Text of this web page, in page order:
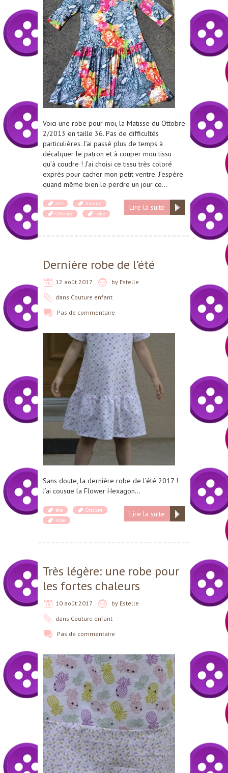
Voici une robe pour moi, la Matisse du Ottobre
2/2013 en taille 36. Pas de difficultés
particulières. J’ai passé plus de temps à
décalquer le patron et à couper mon tissu
qu’à coudre ! J’ai choisi ce tissu très coloré
exprès pour cacher mon petit ventre. J’espère
quand même bien le perdre un jour ce…
Lire la suite
été
femme
Ottobre
robe
Dernière robe de l’été
12 août 2017 by Estelle
dans Couture enfant
Pas de commentaire
Sans doute, la dernière robe de l’été 2017 !
J’ai cousue la Flower Hexagon…
Lire la suite
été
Ottobre
robe
Très légère: une robe pour
les fortes chaleurs
10 août 2017 by Estelle
dans Couture enfant
Pas de commentaire